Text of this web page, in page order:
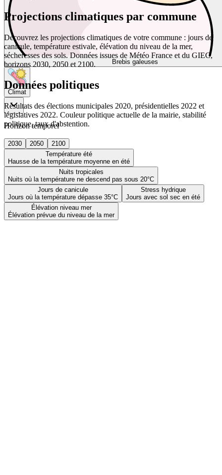
Brebis galeuses
Climat
Horizon temporel
2030 2050
2100
Température été
Hausse de la température moyenne en été
Nuits tropicales
Nuits où la température ne descend pas sous 20°C
Jours de canicule
Jours où la température dépasse 35°C
Stress hydrique
Jours avec sol sec en été
Élévation niveau mer
Élévation prévue du niveau de la mer
Projections climatiques par commune
Découvrez les projections climatiques de votre commune : jours de
canicule, température estivale, élévation du niveau de la mer,
sécheresses des sols. Données issues de Météo France et du GIEC,
horizons 2030, 2050 et 2100.
Données politiques
Résultats des élections municipales 2020, présidentielles 2022 et
législatives 2022. Couleur politique actuelle de la mairie, stabilité
politique, taux d'abstention.